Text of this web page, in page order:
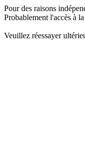
Pour des raisons
Probablement l'accès à
Veuillez réessayer